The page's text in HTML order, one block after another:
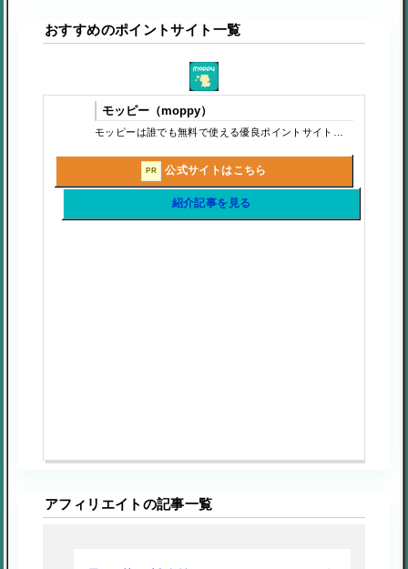
おすすめのポイントサイト一覧
モッピー（moppy）
PR 公式サイトはこちら
紹介記事を見る
アフィリエイトの記事一覧